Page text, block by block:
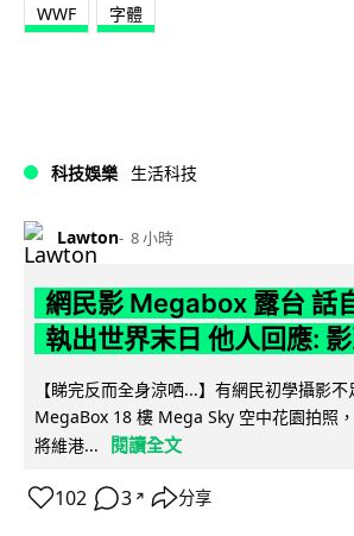
WWF 字體
科技娛樂 生活科技
Lawton 8 小時
網民影 Megabox 露台 話
執出世界末日 他人回應:
【睇完反而全身涼哂...】有網民初學攝影
MegaBox 18 樓 Mega Sky 空中花園拍照
將維港...
閱讀全文
102 3 ↗ 分享